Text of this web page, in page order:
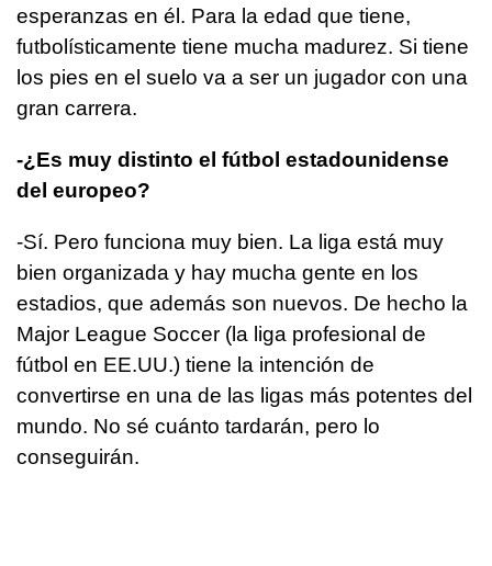
esperanzas en él. Para la edad que tiene,
futbolísticamente tiene mucha madurez. Si tiene
los pies en el suelo va a ser un jugador con una
gran carrera.
-¿Es muy distinto el fútbol estadounidense
del europeo?
-Sí. Pero funciona muy bien. La liga está muy
bien organizada y hay mucha gente en los
estadios, que además son nuevos. De hecho la
Major League Soccer (la liga profesional de
fútbol en EE.UU.) tiene la intención de
convertirse en una de las ligas más potentes del
mundo. No sé cuánto tardarán, pero lo
conseguirán.